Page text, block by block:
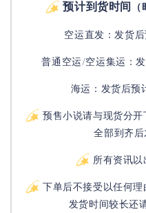
预计到货时间
空运直发：发货后
普通空运/空运集运：
海运：发货后预
预售小说请与现货分
全部到齐
所有资讯
下单后不接受以任何
发货时间较长还